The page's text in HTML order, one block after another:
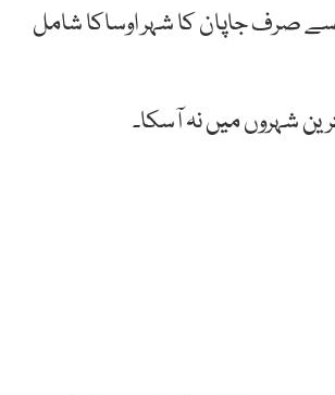
آیا، بہترین 10 شہروں میں ایشیا سے صرف جاپان کا شہر اوساکا شامل